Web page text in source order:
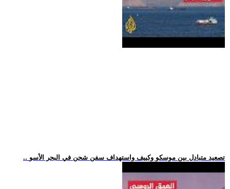
.. تصعيد متبادل بين موسكو وكييف واستهداف سفن شحن في البحر الأسو